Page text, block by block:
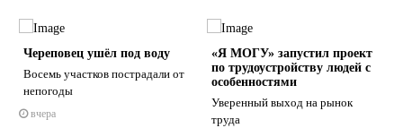
Череповец ушёл под воду
Восемь участков пострадали от
непогоды
вчера
«Я МОГУ» запустил проект
по трудоустройству людей с
особенностями
Уверенный выход на рынок
труда